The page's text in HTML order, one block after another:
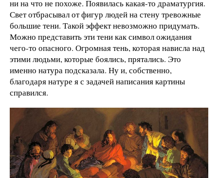
ни на что не похоже. Появилась какая-то драматургия.
Свет отбрасывал от фигур людей на стену тревожные
большие тени. Такой эффект невозможно придумать.
Можно представить эти тени как символ ожидания
чего-то опасного. Огромная тень, которая нависла над
этими людьми, которые боялись, прятались. Это
именно натура подсказала. Ну и, собственно,
благодаря натуре я с задачей написания картины
справился.